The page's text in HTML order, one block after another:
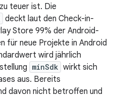
teuer ist. Die
deckt laut den Check-in-
Store 99% der Android-
für neue Projekte in Android
wird jährlich
minSdk wirkt sich
aus. Bereits
davon nicht betroffen und